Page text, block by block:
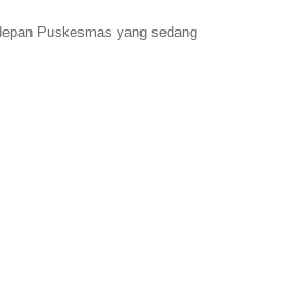
Puskesmas yang sedang